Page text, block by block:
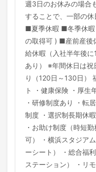
週3日のお休みの場合
することで、一部の休
■夏季休暇 ■冬季休
の取得可 ) ■産前産
給休暇（入社半年後
あり） ※年間休日は
り（120日～130日）
ト ・健康保険 ・厚生
・研修制度あり ・転
制度 ・選択制長期休
・お助け制度（時短
可） ・横浜スタジア
ーシート） ・総合福
ステーション） ・リ